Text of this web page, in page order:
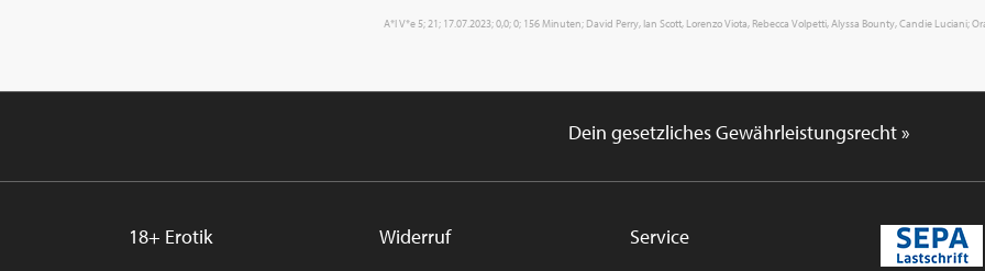
A*l V*e 5; 21; 17.07.2023; 0,0; 0; 156 Minuten; David Perry, Ian Scott, Lorenzo Viota, Rebecca Volpetti, Alyssa Bounty, Candie Luciani;
Dein gesetzliches Gewährleistungsrecht »
18+ Erotik Widerruf Service